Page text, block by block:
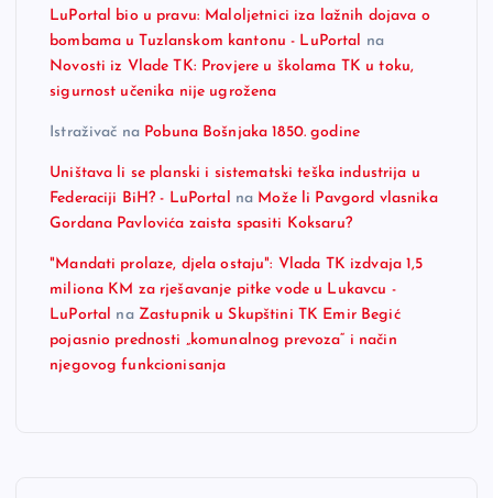
LuPortal bio u pravu: Maloljetnici iza lažnih dojava o
bombama u Tuzlanskom kantonu - LuPortal na
Novosti iz Vlade TK: Provjere u školama TK u toku,
sigurnost učenika nije ugrožena
Istraživač na Pobuna Bošnjaka 1850. godine
Uništava li se planski i sistematski teška industrija u
Federaciji BiH? - LuPortal na Može li Pavgord vlasnika
Gordana Pavlovića zaista spasiti Koksaru?
"Mandati prolaze, djela ostaju": Vlada TK izdvaja 1,5
miliona KM za rješavanje pitke vode u Lukavcu -
LuPortal na Zastupnik u Skupštini TK Emir Begić
pojasnio prednosti „komunalnog prevoza“ i način
njegovog funkcionisanja